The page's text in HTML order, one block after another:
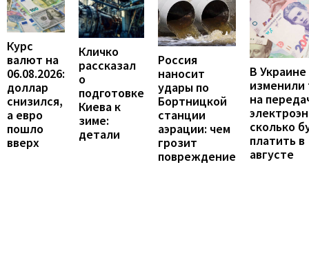
Курс
валют на
06.08.2026:
доллар
снизился,
а евро
пошло
вверх
Кличко
рассказал
о
подготовке
Киева к
зиме:
детали
Россия
наносит
удары по
Бортницкой
станции
аэрации: чем
грозит
повреждение
В Украине
на
сколько
платить в
августе